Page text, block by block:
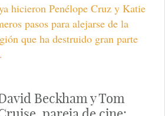
hicieron Penélope Cruz y Katie
pasos para alejarse de la
que ha destruido gran parte
Beckham y Tom